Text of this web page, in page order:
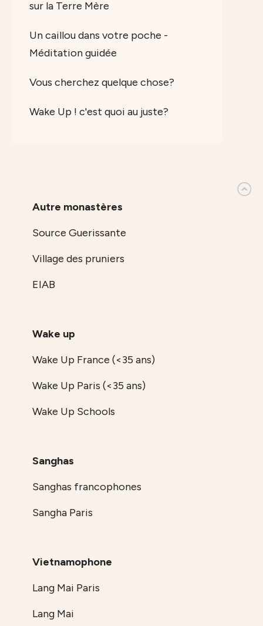
sur la Terre Mère
Un caillou dans votre poche -
Méditation guidée
Vous cherchez quelque chose?
Wake Up ! c'est quoi au juste?
Autre monastères
Source Guerissante
Village des pruniers
EIAB
Wake up
Wake Up France (<35 ans)
Wake Up Paris (<35 ans)
Wake Up Schools
Sanghas
Sanghas francophones
Sangha Paris
Vietnamophone
Lang Mai Paris
Lang Mai